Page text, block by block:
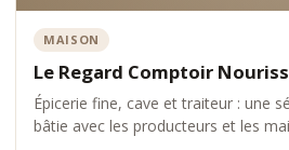
MAISON
Le Regard Comptoir
Épicerie fine, cave et traiteur : une
bâtie avec les producteurs et les